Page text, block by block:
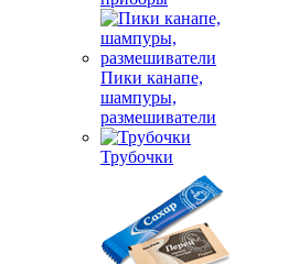
Пики канапе,
шампуры,
размешиватели
Трубочки